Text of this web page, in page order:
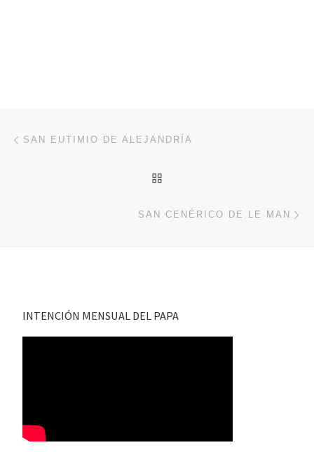
Navegación de entradas
SAN EUTIMIO DE ALEJANDRÍA
SAN CENÉRICO DE LE MAN
INTENCIÓN MENSUAL DEL PAPA